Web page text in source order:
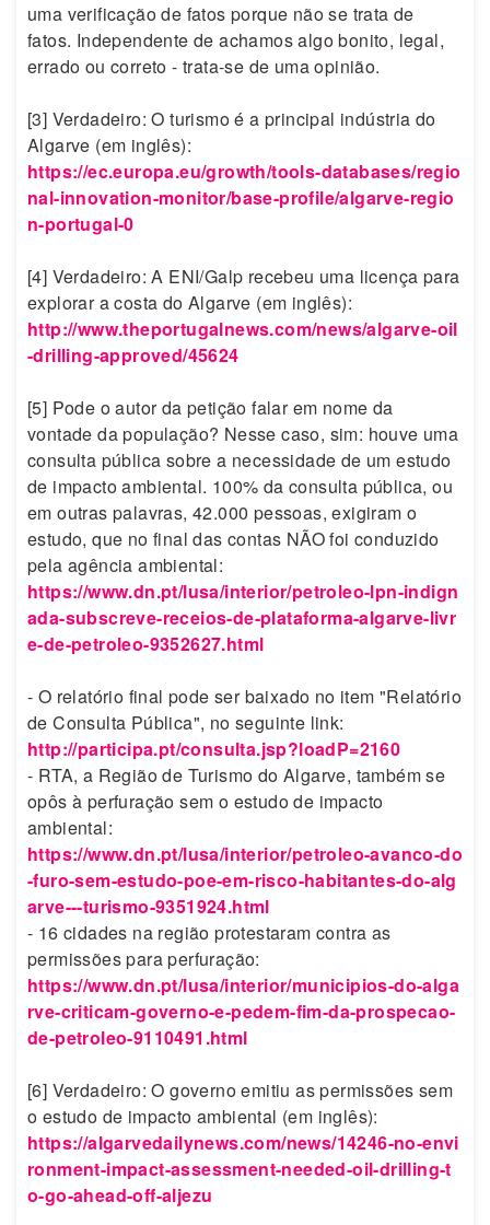
uma verificação de fatos porque não se trata de
fatos. Independente de achamos algo bonito, legal,
errado ou correto - trata-se de uma opinião.
[3] Verdadeiro: O turismo é a principal indústria do
Algarve (em inglês):
https://ec.europa.eu/growth/tools-databases/regio
nal-innovation-monitor/base-profile/algarve-regio
n-portugal-0
[4] Verdadeiro: A ENI/Galp recebeu uma licença para
explorar a costa do Algarve (em inglês):
http://www.theportugalnews.com/news/algarve-oil
-drilling-approved/45624
[5] Pode o autor da petição falar em nome da
vontade da população? Nesse caso, sim: houve uma
consulta pública sobre a necessidade de um estudo
de impacto ambiental. 100% da consulta pública, ou
em outras palavras, 42.000 pessoas, exigiram o
estudo, que no final das contas NÃO foi conduzido
pela agência ambiental:
https://www.dn.pt/lusa/interior/petroleo-lpn-indign
ada-subscreve-receios-de-plataforma-algarve-livr
e-de-petroleo-9352627.html
- O relatório final pode ser baixado no item "Relatório
de Consulta Pública", no seguinte link:
http://participa.pt/consulta.jsp?loadP=2160
- RTA, a Região de Turismo do Algarve, também se
opôs à perfuração sem o estudo de impacto
ambiental:
https://www.dn.pt/lusa/interior/petroleo-avanco-do
-furo-sem-estudo-poe-em-risco-habitantes-do-alg
arve---turismo-9351924.html
- 16 cidades na região protestaram contra as
permissões para perfuração:
https://www.dn.pt/lusa/interior/municipios-do-alga
rve-criticam-governo-e-pedem-fim-da-prospecao-
de-petroleo-9110491.html
[6] Verdadeiro: O governo emitiu as permissões sem
o estudo de impacto ambiental (em inglês):
https://algarvedailynews.com/news/14246-no-envi
ronment-impact-assessment-needed-oil-drilling-t
o-go-ahead-off-aljezu